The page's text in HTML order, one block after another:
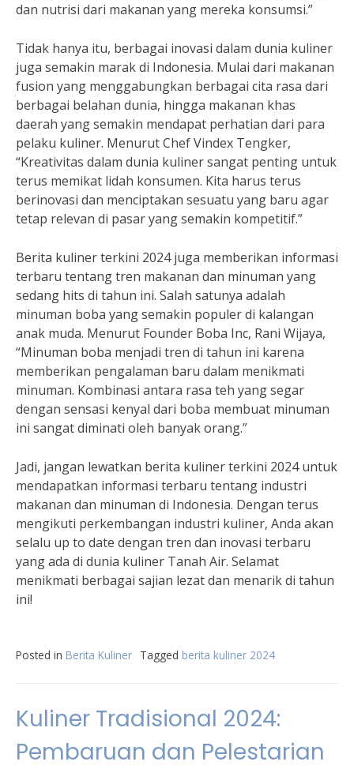
dan nutrisi dari makanan yang mereka konsumsi.”
Tidak hanya itu, berbagai inovasi dalam dunia kuliner
juga semakin marak di Indonesia. Mulai dari makanan
fusion yang menggabungkan berbagai cita rasa dari
berbagai belahan dunia, hingga makanan khas
daerah yang semakin mendapat perhatian dari para
pelaku kuliner. Menurut Chef Vindex Tengker,
“Kreativitas dalam dunia kuliner sangat penting untuk
terus memikat lidah konsumen. Kita harus terus
berinovasi dan menciptakan sesuatu yang baru agar
tetap relevan di pasar yang semakin kompetitif.”
Berita kuliner terkini 2024 juga memberikan informasi
terbaru tentang tren makanan dan minuman yang
sedang hits di tahun ini. Salah satunya adalah
minuman boba yang semakin populer di kalangan
anak muda. Menurut Founder Boba Inc, Rani Wijaya,
“Minuman boba menjadi tren di tahun ini karena
memberikan pengalaman baru dalam menikmati
minuman. Kombinasi antara rasa teh yang segar
dengan sensasi kenyal dari boba membuat minuman
ini sangat diminati oleh banyak orang.”
Jadi, jangan lewatkan berita kuliner terkini 2024 untuk
mendapatkan informasi terbaru tentang industri
makanan dan minuman di Indonesia. Dengan terus
mengikuti perkembangan industri kuliner, Anda akan
selalu up to date dengan tren dan inovasi terbaru
yang ada di dunia kuliner Tanah Air. Selamat
menikmati berbagai sajian lezat dan menarik di tahun
ini!
Posted in Berita Kuliner Tagged berita kuliner 2024
Kuliner Tradisional 2024:
Pembaruan dan Pelestarian